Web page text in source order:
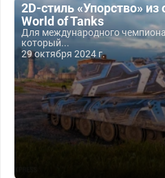
2D-стиль «Упорство»
World of Tanks
Для международного
который...
29 октября 2024 г.